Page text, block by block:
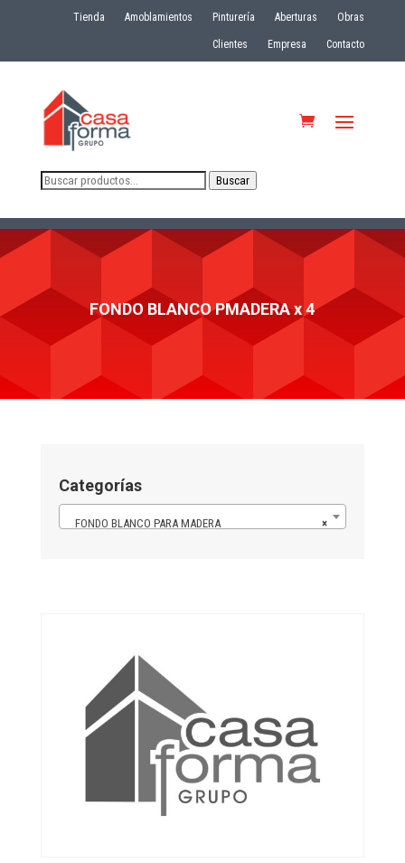
Tienda Amoblamientos Pinturería Aberturas Obras
Clientes Empresa Contacto
Buscar
Buscar
FONDO BLANCO PMADERA x 4
Categorías
×
FONDO BLANCO PARA MADERA